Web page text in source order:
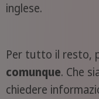
inglese.
Per tutto il resto,
comunque. Che
chiedere